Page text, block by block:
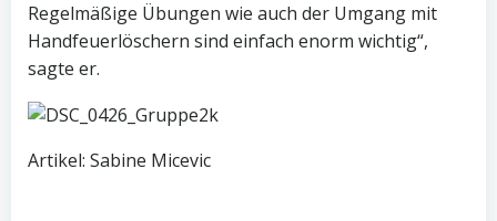
Regelmäßige Übungen wie auch der Umgang mit
Handfeuerlöschern sind einfach enorm wichtig“,
sagte er.
Artikel: Sabine Micevic